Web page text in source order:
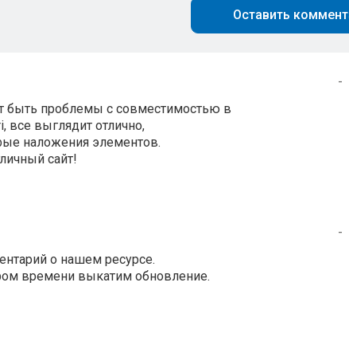
Оставить
-
быть проблемы с совместимостью в
все выглядит отлично,
наложения элементов.
сайт!
-
о нашем ресурсе.
времени выкатим обновление.